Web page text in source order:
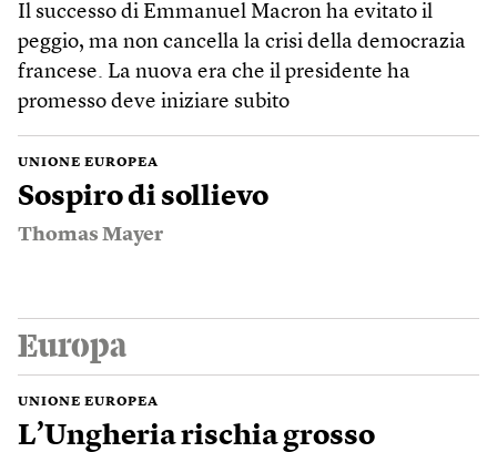
Il successo di Emmanuel Macron ha evitato il
peggio, ma non cancella la crisi della democrazia
francese. La nuova era che il presidente ha
promesso deve iniziare subito
UNIONE EUROPEA
Sospiro di sollievo
Thomas Mayer
Europa
UNIONE EUROPEA
L’Ungheria rischia grosso